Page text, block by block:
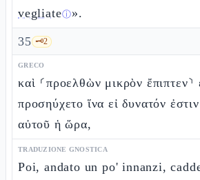
vegliateⓘ».
35 🗝️2
GRECO
καὶ ⸂προελθὼν μικρὸν ἔπιπτεν⸃
προσηύχετο ἵνα εἰ δυνατόν
αὐτοῦ ἡ ὥρα,
TRADUZIONE GNOSTICA
Poi, andato un po' innanzi,